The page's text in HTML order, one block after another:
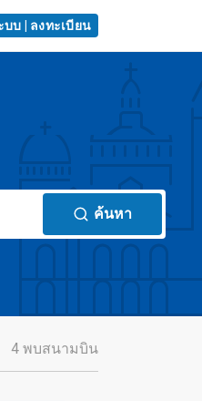
บบ | ลงทะเบียน
ค้นหา
4 พบสนามบิน